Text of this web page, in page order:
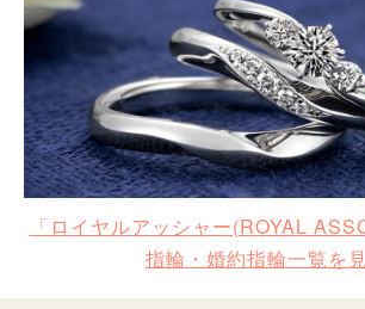
「ロイヤルアッシャー(ROYAL
指輪・婚約指輪一覧を